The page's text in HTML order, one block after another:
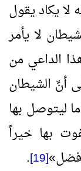
لا يكاد يقول
لا يأمر
الداعي من
أنَّ الشيطان
ليتوصل بها
بها خيراً
»
[19]
.